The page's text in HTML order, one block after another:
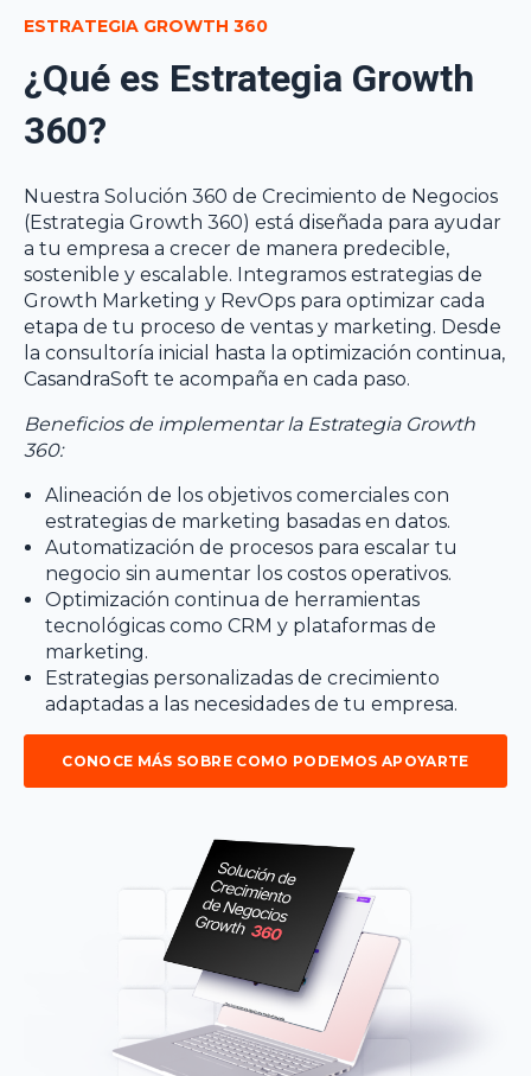
ESTRATEGIA GROWTH 360
¿Qué es Estrategia Growth
360?
Nuestra Solución 360 de Crecimiento de Negocios
(Estrategia Growth 360) está diseñada para ayudar
a tu empresa a crecer de manera predecible,
sostenible y escalable. Integramos estrategias de
Growth Marketing y RevOps para optimizar cada
etapa de tu proceso de ventas y marketing. Desde
la consultoría inicial hasta la optimización continua,
CasandraSoft te acompaña en cada paso.
Beneficios de implementar la Estrategia Growth
360:
Alineación de los objetivos comerciales con
estrategias de marketing basadas en datos.
Automatización de procesos para escalar tu
negocio sin aumentar los costos operativos.
Optimización continua de herramientas
tecnológicas como CRM y plataformas de
marketing.
Estrategias personalizadas de crecimiento
adaptadas a las necesidades de tu empresa.
CONOCE MÁS SOBRE COMO PODEMOS APOYARTE